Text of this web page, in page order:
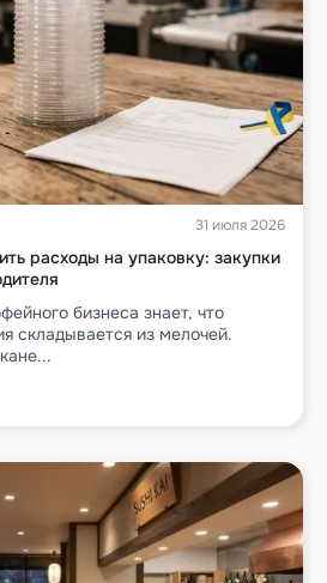
31 июля 2026
расходы на упаковку: закупки
бизнеса знает, что
складывается из мелочей.